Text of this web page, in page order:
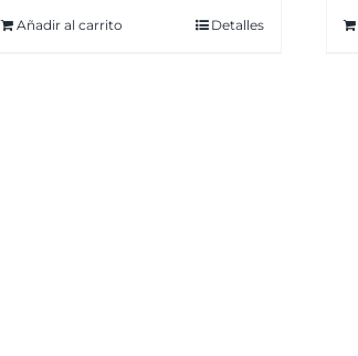
Añadir al carrito Detalles